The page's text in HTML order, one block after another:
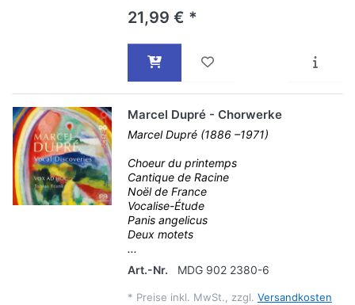
21,99 € *
Marcel Dupré - Chorwerke
Marcel Dupré (1886 –1971)
Choeur du printemps
Cantique de Racine
Noël de France
Vocalise-Étude
Panis angelicus
Deux motets
...
Art.-Nr.
MDG 902 2380-6
* Preise inkl. MwSt., zzgl. Versandkosten